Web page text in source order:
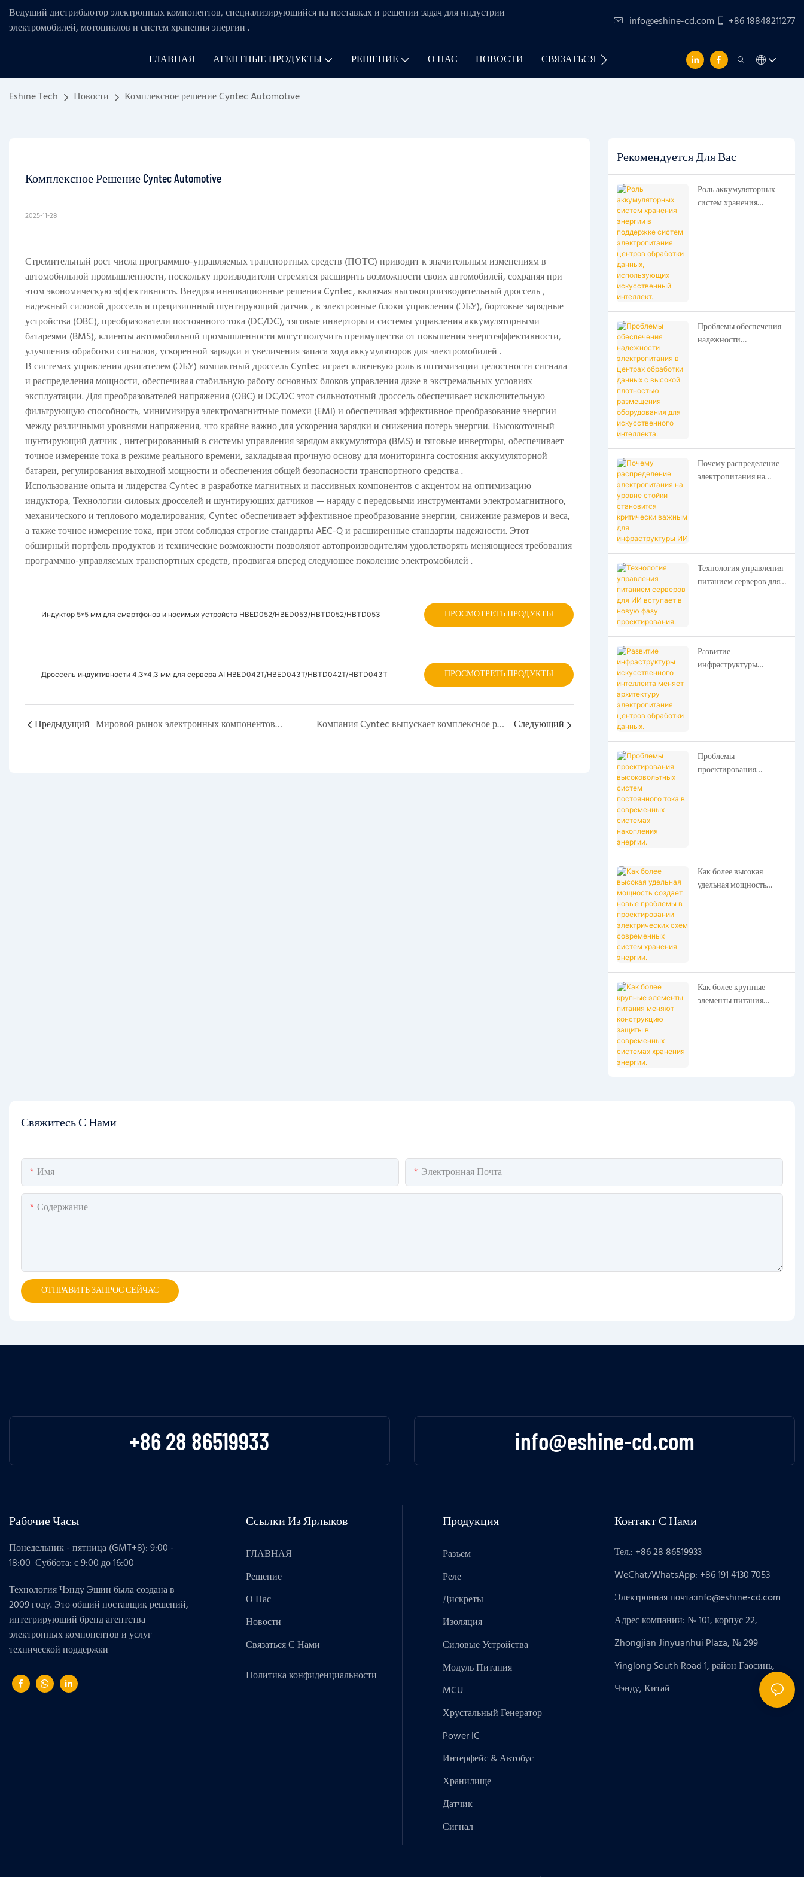
Ведущий дистрибьютор электронных компонентов, специализирующийся на поставках и решении задач дляиндустрии
электромобилей, мотоциклов и систем хранения энергии. info@eshine-cd.com +86 18848211277
ГЛАВНАЯ АГЕНТНЫЕ ПРОДУКТЫ РЕШЕНИЕ О НАС НОВОСТИ СВЯЗАТЬСЯ С НАМИ
Eshine Tech Новости Комплексное решение Cyntec Automotive
Комплексное Решение Cyntec Automotive
2025-11-28
Стремительный рост числа программно-управляемых транспортных средств (ПОТС) приводит к значительным изменениям в
автомобильной промышленности, поскольку производители стремятся расширить возможности своих автомобилей, сохраняя при
этом экономическую эффективность. Внедряя инновационные решения Cyntec, включая высокопроизводительныйдроссель,
надежныйсиловой дроссельи прецизионныйшунтирующий датчик, в электронные блоки управления (ЭБУ), бортовые зарядные
устройства (OBC), преобразователи постоянного тока (DC/DC), тяговые инверторы и системы управления аккумуляторными
батареями (BMS), клиенты автомобильной промышленности могут получить преимущества от повышения энергоэффективности,
улучшения обработки сигналов, ускоренной зарядки и увеличения запаса хода аккумуляторов для электромобилей.
В системах управления двигателем (ЭБУ) компактныйдроссельCyntecиграет ключевую роль в оптимизации целостности сигнала
и распределения мощности, обеспечивая стабильную работу основных блоков управления даже в экстремальных условиях
эксплуатации. Для преобразователей напряжения (OBC) и DC/DC этот сильноточныйдроссельобеспечивает исключительную
фильтрующую способность, минимизируя электромагнитные помехи (EMI) и обеспечивая эффективное преобразование энергии
между различными уровнями напряжения, что крайне важно для ускорения зарядки и снижения потерь энергии. Высокоточный
шунтирующий датчик, интегрированный в системы управления зарядом аккумулятора (BMS) и тяговые инверторы, обеспечивает
точное измерение тока в режиме реального времени, закладывая прочную основу для мониторинга состояния аккумуляторной
батареи, регулирования выходной мощности и обеспечения общей безопасности транспортного средства.
Использование опыта и лидерства Cyntec в разработке магнитных и пассивных компонентов с акцентом на оптимизацию
индуктора,Технологиисиловых дросселейишунтирующих датчиков — наряду с передовыми инструментами электромагнитного,
механического и теплового моделирования, Cyntec обеспечивает эффективное преобразование энергии, снижение размеров и веса,
а также точное измерение тока, при этом соблюдая строгие стандарты AEC-Q и расширенные стандарты надежности. Этот
обширный портфель продуктов и технические возможности позволяют автопроизводителям удовлетворять меняющиеся требования
программно-управляемых транспортных средств, продвигая вперед следующее поколение электромобилей.
Индуктор 5*5 мм для смартфонов и носимых устройств HBED052/HBED053/HBTD052/HBTD053 ПРОСМОТРЕТЬ ПРОДУКТЫ
Дроссель индуктивности 4,3*4,3 мм для сервера AI HBED042T/HBED043T/HBTD042T/HBTD043T ПРОСМОТРЕТЬ ПРОДУКТЫ
Предыдущий Мировой рынок электронных компонентов демонстрирует уверенный рост на фоне растущего спроса на возобновляемые источники энергии и электромобильность Компания Cyntec выпускает комплексное решение для серверов и коммутаторов, предназначенное для искусственного интеллекта, обеспечивающее эффективные вычисления благодаря высокопроизводительным дросселам. Следующий
Рекомендуется Для Вас
Роль аккумуляторных
систем хранения
Проблемы обеспечения
надежности
Почему распределение
электропитания на
Технология управления
питанием серверов для
Развитие
инфраструктуры
Проблемы
проектирования
Как более высокая
удельная мощность
Как более крупные
элементы питания
Свяжитесь С Нами
Имя Электронная Почта
Содержание
ОТПРАВИТЬ ЗАПРОС СЕЙЧАС
+86 28 86519933 info@eshine-cd.com
Рабочие Часы
Понедельник - пятница (GMT+8): 9:00 -
18:00 Суббота: с 9:00 до 16:00
Технология Чэнду Эшин была создана в
2009 году. Это общий поставщик решений,
интегрирующий бренд агентства
электронных компонентов и услуг
технической поддержки
Ссылки Из Ярлыков
ГЛАВНАЯ
Решение
О Нас
Новости
Связаться С Нами
Политика конфиденциальности
Продукция
Разъем
Реле
Дискреты
Изоляция
Силовые Устройства
Модуль Питания
MCU
Хрустальный Генератор
Power IC
Интерфейс & Автобус
Хранилище
Датчик
Сигнал
Контакт С Нами
Тел.: +86 28 86519933
WeChat/WhatsApp: +86 191 4130 7053
Электронная почта:info@eshine-cd.com
Адрес компании: № 101, корпус 22,
Zhongjian Jinyuanhui Plaza, № 299
Yinglong South Road 1, район Гаосинь,
Чэнду, Китай